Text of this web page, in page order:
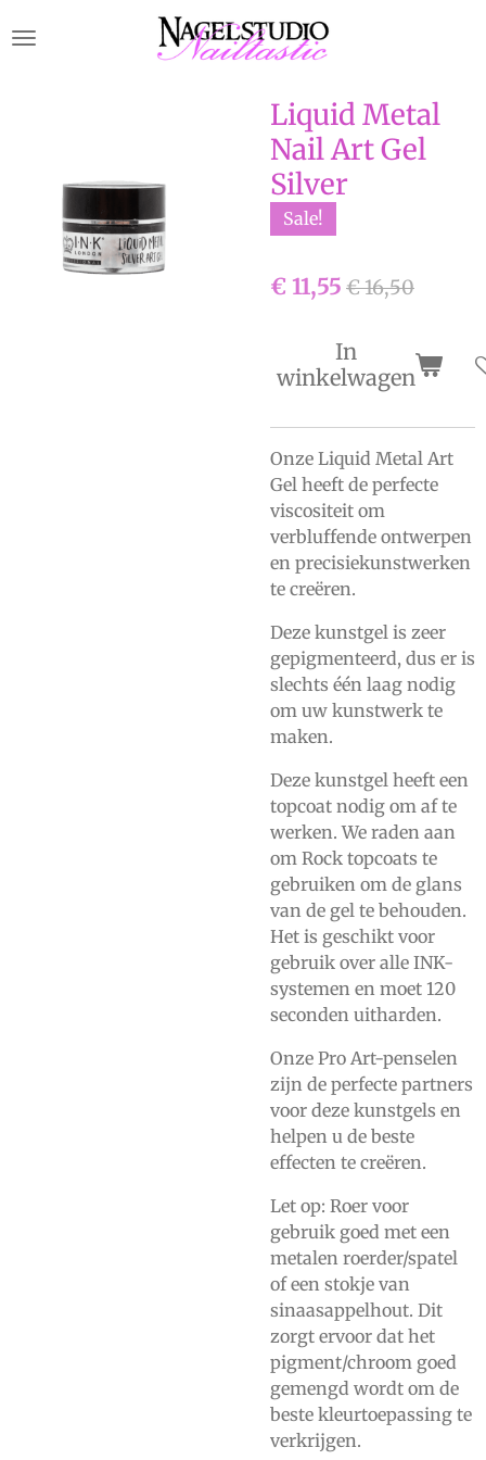
direct
Liquid Metal
Nail Art Gel
Silver
Sale!
€ 11,55 € 16,50
In
winkelwagen
Onze Liquid Metal Art
Gel heeft de perfecte
viscositeit om
verbluffende ontwerpen
en precisiekunstwerken
te creëren.
Deze kunstgel is zeer
gepigmenteerd, dus er is
slechts één laag nodig
om uw kunstwerk te
maken.
Deze kunstgel heeft een
topcoat nodig om af te
werken. We raden aan
om Rock topcoats te
gebruiken om de glans
van de gel te behouden.
Het is geschikt voor
gebruik over alle INK-
systemen en moet 120
seconden uitharden.
Onze Pro Art-penselen
zijn de perfecte partners
voor deze kunstgels en
helpen u de beste
effecten te creëren.
Let op: Roer voor
gebruik goed met een
metalen roerder/spatel
of een stokje van
sinaasappelhout. Dit
zorgt ervoor dat het
pigment/chroom goed
gemengd wordt om de
beste kleurtoepassing te
verkrijgen.